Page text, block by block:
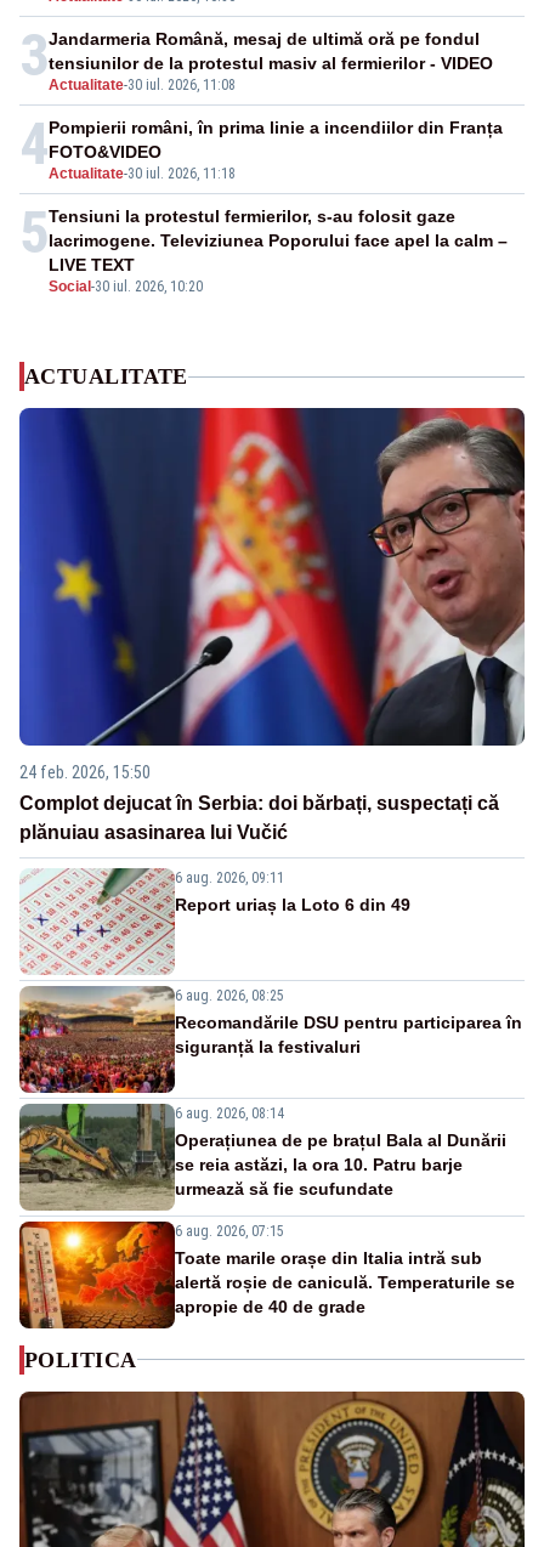
3Actualitate-30 iul. 2026, 11:08
Jandarmeria Română, mesaj de ultimă oră pe fondul
tensiunilor de la protestul masiv al fermierilor - VIDEO
4Actualitate-30 iul. 2026, 11:18
Pompierii români, în prima linie a incendiilor din Franța
FOTO&VIDEO
5
Social -30 iul. 2026, 10:20
Tensiuni la protestul fermierilor, s-au folosit gaze
lacrimogene. Televiziunea Poporului face apel la calm –
LIVE TEXT
ACTUALITATE
24 feb. 2026, 15:50
Complot dejucat în Serbia: doi bărbați, suspectați că
plănuiau asasinarea lui Vučić
6 aug. 2026, 09:11
Report uriaș la Loto 6 din 49
6 aug. 2026, 08:25
Recomandările DSU pentru participarea în
siguranță la festivaluri
6 aug. 2026, 08:14
Operațiunea de pe brațul Bala al Dunării
se reia astăzi, la ora 10. Patru barje
urmează să fie scufundate
6 aug. 2026, 07:15
Toate marile orașe din Italia intră sub
alertă roșie de caniculă. Temperaturile se
apropie de 40 de grade
POLITICA